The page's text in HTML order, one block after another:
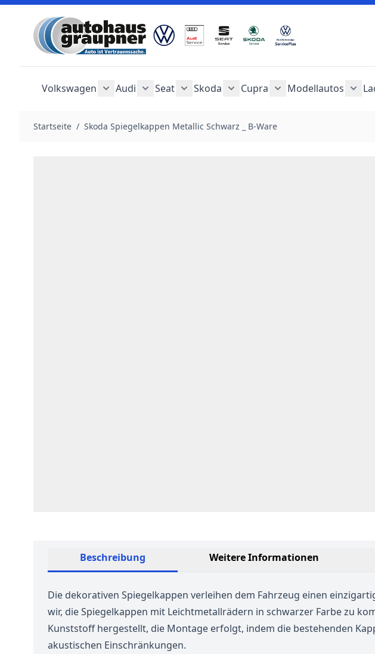
Zum Inhalt springen
Volkswagen
Audi
Seat
Skoda
Cupra
Modellautos
Startseite / Skoda Spiegelkappen Metallic Schwarz _ B-Ware
Beschreibung Weitere Informationen
Die dekorativen Spiegelkappen verleihen dem Fahrzeug einen
wir, die Spiegelkappen mit Leichtmetallrädern in schwarzer Farbe zu
Kunststoff hergestellt, die Montage erfolgt, indem die bestehenden
akustischen Einschränkungen.